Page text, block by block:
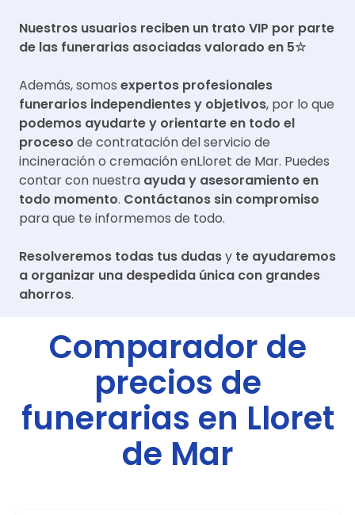
Nuestros usuarios reciben un trato VIP por parte
de las funerarias asociadas valorado en 5☆
Además, somos expertos profesionales
funerarios independientes y objetivos, por lo que
podemos ayudarte y orientarte en todo el
proceso de contratación del servicio de
incineración o cremación enLloret de Mar. Puedes
contar con nuestra ayuda y asesoramiento en
todo momento. Contáctanos sin compromiso
para que te informemos de todo.
Resolveremos todas tus dudasy te ayudaremos
a organizar una despedida única con grandes
ahorros.
Comparador de
precios de
funerarias en Lloret
de Mar